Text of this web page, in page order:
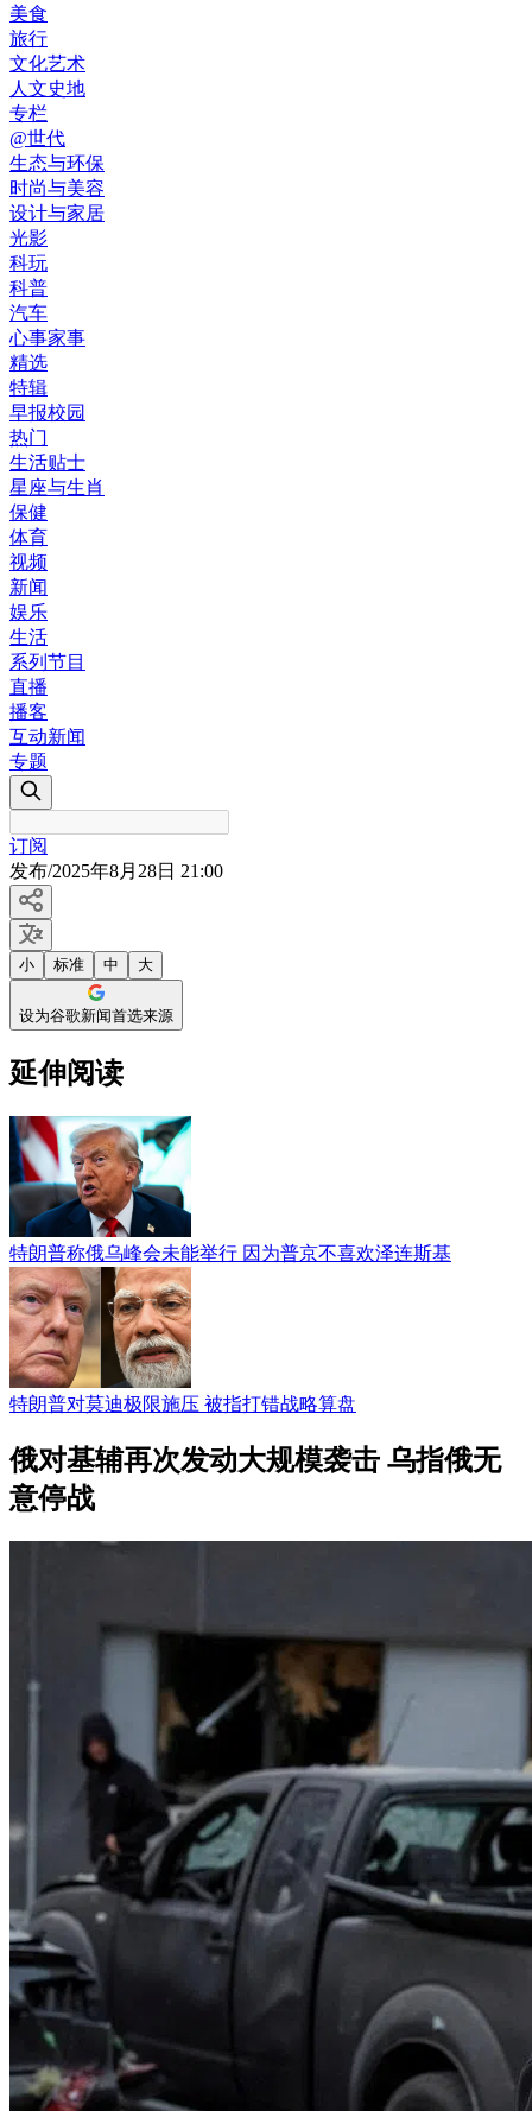
美食
旅行
文化艺术
人文史地
专栏
@世代
生态与环保
时尚与美容
设计与家居
光影
科玩
科普
汽车
心事家事
精选
特辑
早报校园
热门
生活贴士
星座与生肖
保健
体育
视频
新闻
娱乐
生活
系列节目
直播
播客
互动新闻
专题
订阅
发布/2025年8月28日 21:00
小 标准 中 大
设为谷歌新闻首选来源
延伸阅读
特朗普称俄乌峰会未能举行 因为普京不喜欢泽连斯基
特朗普对莫迪极限施压 被指打错战略算盘
俄对基辅再次发动大规模袭击 乌指俄无
意停战